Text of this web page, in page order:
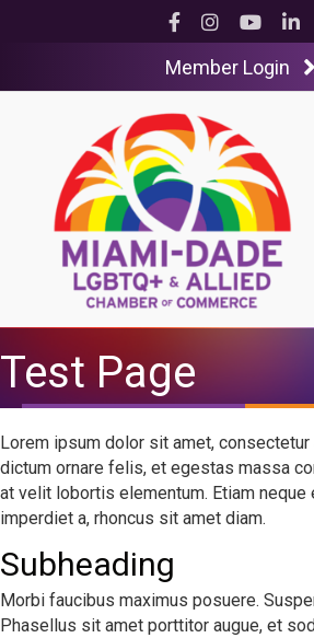
Facebook
InstagramYouTube
Member Login
Test Page
Lorem ipsum dolor sit amet,
dictum ornare felis, et egestas massa
at velit lobortis elementum. Etiam neque
imperdiet a, rhoncus sit amet diam.
Subheading
Morbi faucibus maximus posuere.
Phasellus sit amet porttitor augue, et